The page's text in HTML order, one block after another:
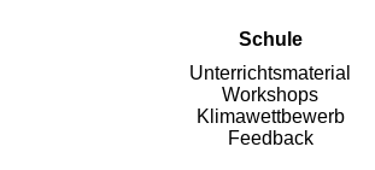
Schule
Unterrichtsmaterial
Workshops
Klimawettbewerb
Feedback